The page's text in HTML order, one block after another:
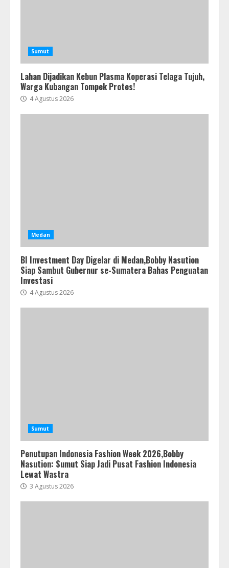
Sumut
Lahan Dijadikan Kebun Plasma Koperasi Telaga Tujuh,
Warga Kubangan Tompek Protes!
4 Agustus 2026
Medan
BI Investment Day Digelar di Medan,Bobby Nasution
Siap Sambut Gubernur se-Sumatera Bahas Penguatan
Investasi
4 Agustus 2026
Sumut
Penutupan Indonesia Fashion Week 2026,Bobby
Nasution: Sumut Siap Jadi Pusat Fashion Indonesia
Lewat Wastra
3 Agustus 2026